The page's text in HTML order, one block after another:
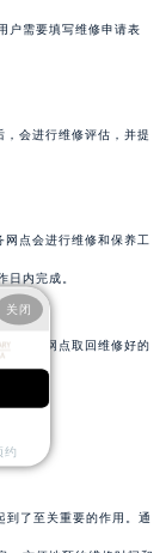
户需要填写维修申请表
会进行维修评估，并提
点会进行维修和保养工
日内完成。
服务网点取回维修好的
到了至关重要的作用。通
关闭
约